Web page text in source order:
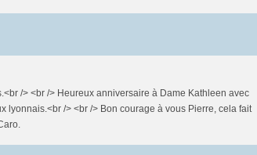
/> <br /> Heureux anniversaire à Dame Kathleen avec
lyonnais.<br /> <br /> Bon courage à vous Pierre, cela fait